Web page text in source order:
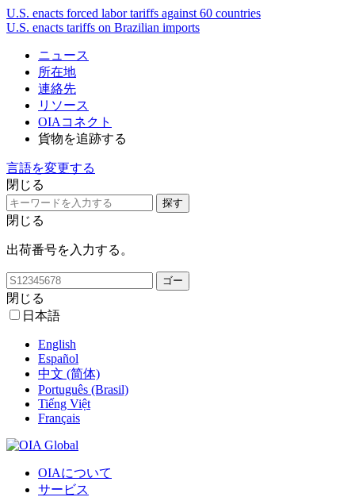
U.S. enacts forced labor tariffs against 60 countries
U.S. enacts tariffs on Brazilian imports
ニュース
所在地
連絡先
リソース
OIAコネクト
貨物を追跡する
言語を変更する
閉じる
閉じる
出荷番号を入力する。
閉じる
日本語
English
Español
中文 (简体)
Português (Brasil)
Tiếng Việt
Français
OIAについて
サービス